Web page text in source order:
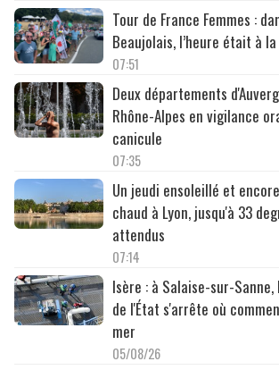
Tour de France Femmes :
Beaujolais, l’heure était à
07:51
Deux départements
Rhône-Alpes en vigilance
canicule
07:35
Un jeudi ensoleillé et
chaud à Lyon, jusqu'à 33
attendus
07:14
Isère : à Salaise-sur-Sanne,
de l'État s'arrête où
mer
05/08/26